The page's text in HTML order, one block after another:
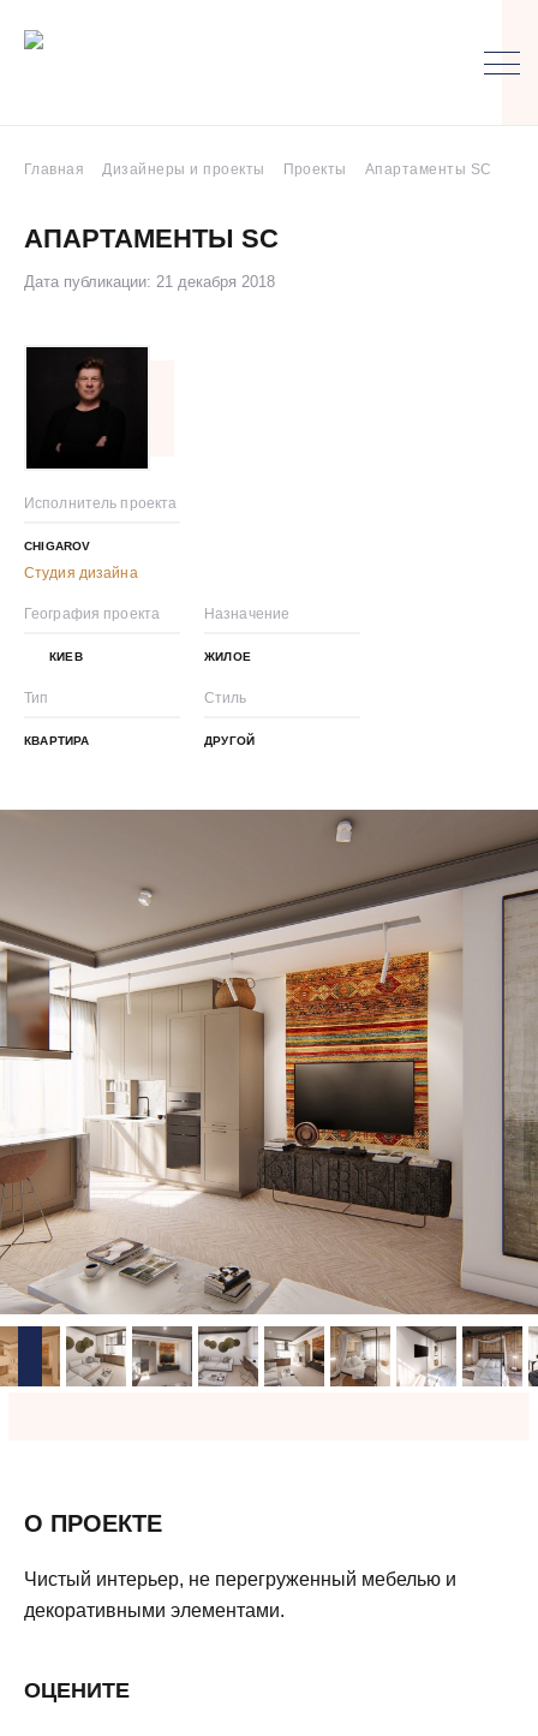
Главная Дизайнеры и проекты Проекты Апартаменты SC
АПАРТАМЕНТЫ SC
Дата публикации: 21 декабря 2018
Исполнитель проекта
CHIGAROV
Студия дизайна
География проекта
КИЕВ
Назначение
ЖИЛОЕ
Тип
КВАРТИРА
Стиль
ДРУГОЙ
О ПРОЕКТЕ
Чистый интерьер, не перегруженный мебелью и
декоративными элементами.
ОЦЕНИТЕ